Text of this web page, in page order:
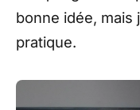
bonne idée, mais
pratique.